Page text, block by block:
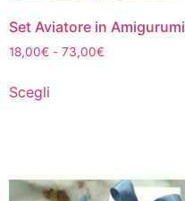
Set Aviatore in Amigurumi
18,00€ - 73,00€
Scegli